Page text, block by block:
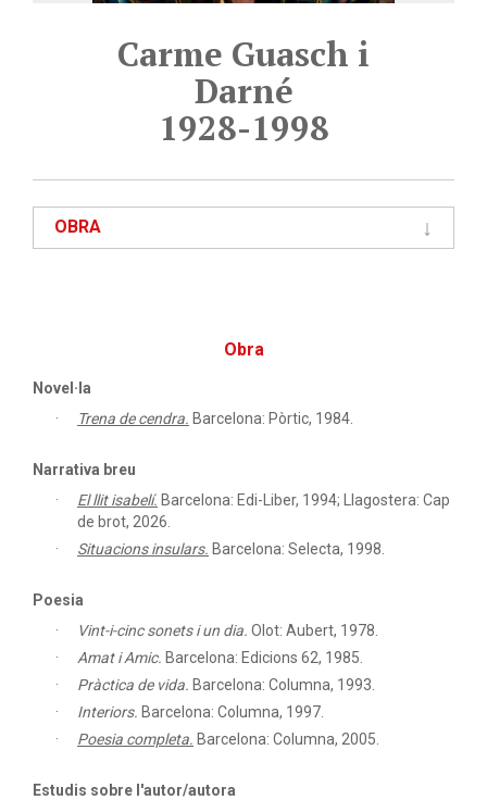
Carme Guasch i
Darné
1928-1998
OBRA
Obra
Novel·la
Trena de cendra. Barcelona: Pòrtic, 1984.
Narrativa breu
El llit isabelí. Barcelona: Edi-Liber, 1994; Llagostera: Cap
de brot, 2026.
Situacions insulars. Barcelona: Selecta, 1998.
Poesia
Vint-i-cinc sonets i un dia. Olot: Aubert, 1978.
Amat i Amic. Barcelona: Edicions 62, 1985.
Pràctica de vida. Barcelona: Columna, 1993.
Interiors. Barcelona: Columna, 1997.
Poesia completa. Barcelona: Columna, 2005.
Estudis sobre l'autor/autora